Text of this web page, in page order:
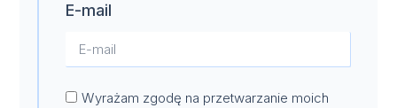
E-mail
Wyrażam zgodę na przetwarzanie moich